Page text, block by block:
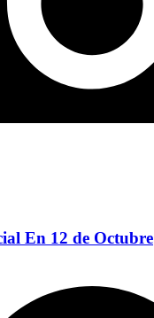
En 12 de Octubre